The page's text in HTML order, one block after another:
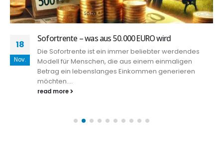
18
Nov.
Sofortrente – was aus 50.000 EURO wird
Die Sofortrente ist ein immer beliebter werdendes
Modell für Menschen, die aus einem einmaligen
Betrag ein lebenslanges Einkommen generieren
möchten....
read more